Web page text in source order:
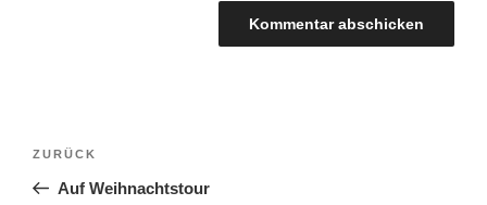
BEITRAGSNAVIGATION
Vorheriger
Beitrag
ZURÜCK
Auf Weihnachtstour